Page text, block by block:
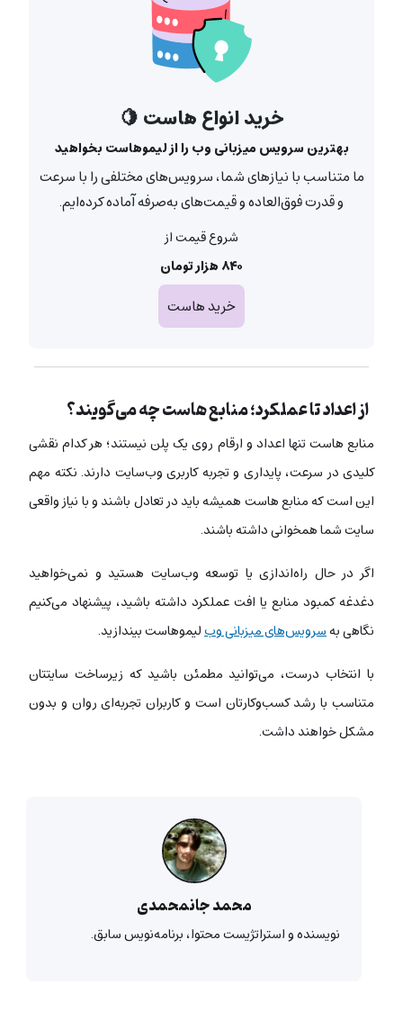
خرید انواع هاست 🍋
بهترین سرویس میزبانی وب را از لیموهاست بخواهید
ما متناسب با نیازهای شما، سرویس‌های مختلفی را با سرعت
و قدرت فوق‌العاده و قیمت‌های به‌صرفه آماده کرده‌ایم.
شروع قیمت از
۸۴۰ هزار تومان
خرید هاست
از اعداد تا عملکرد؛ منابع هاست چه می‌گویند؟
منابع هاست تنها اعداد و ارقام روی یک پلن نیستند؛ هر کدام نقشی
کلیدی در سرعت، پایداری و تجربه کاربری وب‌سایت دارند. نکته مهم
این است که منابع هاست همیشه باید در تعادل باشند و با نیاز واقعی
سایت شما همخوانی داشته باشند.
اگر در حال راه‌اندازی یا توسعه وب‌سایت هستید و نمی‌خواهید
دغدغه کمبود منابع یا افت عملکرد داشته باشید، پیشنهاد می‌کنیم
نگاهی بهسرویس‌های میزبانی وبلیموهاست بیندازید.
با انتخاب درست، می‌توانید مطمئن باشید که زیرساخت سایتتان
متناسب با رشد کسب‌وکارتان است و کاربران تجربه‌ای روان و بدون
مشکل خواهند داشت.
محمد جانمحمدی
نویسنده و استراتژیست محتوا، برنامه‌نویس سابق.